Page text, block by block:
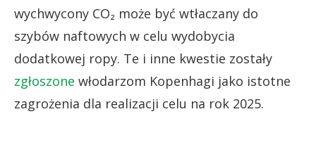
wychwycony CO₂ może być wtłaczany do
szybów naftowych w celu wydobycia
dodatkowej ropy. Te i inne kwestie zostały
zgłoszone włodarzom Kopenhagi jako istotne
zagrożenia dla realizacji celu na rok 2025.